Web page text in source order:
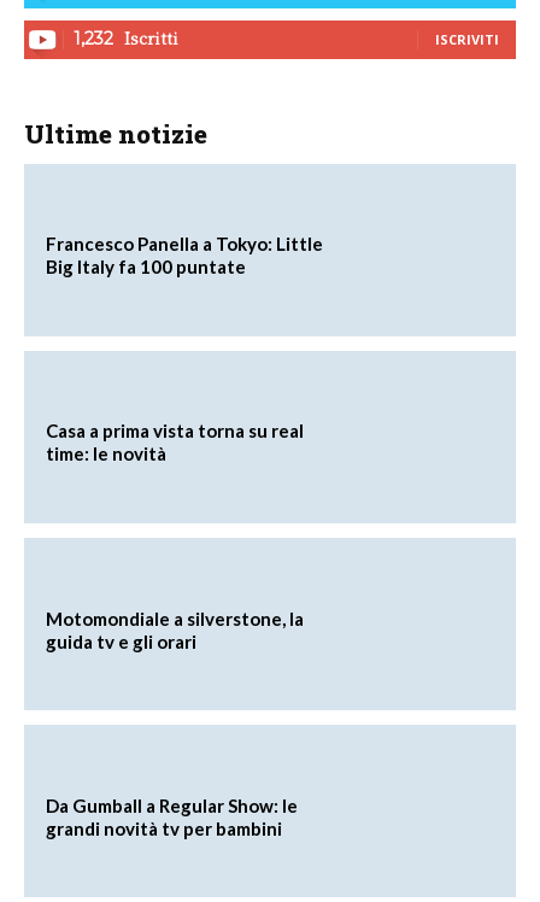
1,232 Iscritti ISCRIVITI
Ultime notizie
Francesco Panella a Tokyo: Little
Big Italy fa 100 puntate
Casa a prima vista torna su real
time: le novità
Motomondiale a silverstone, la
guida tv e gli orari
Da Gumball a Regular Show: le
grandi novità tv per bambini